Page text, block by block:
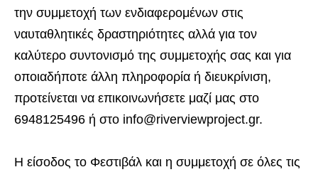
την συμμετοχή των ενδιαφερομένων στις
ναυταθλητικές δραστηριότητες αλλά για τον
καλύτερο συντονισμό της συμμετοχής σας και για
οποιαδήποτε άλλη πληροφορία ή διευκρίνιση,
προτείνεται να επικοινωνήσετε μαζί μας στο
6948125496 ή στο info@riverviewproject.gr.
Η είσοδος το Φεστιβάλ και η συμμετοχή σε όλες τις